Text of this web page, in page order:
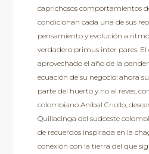
caprichosos comportamientos
condicionan cada una de sus
pensamiento y evolución a
verdadero primus inter pares.
aprovechado el año de la
ecuación de su negocio: ahora
parte del huerto y no al revés,
colombiano Aníbal Criollo,
Quillacinga del sudoeste
de recuerdos inspirada en la
conexión con la tierra del que